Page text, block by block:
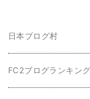
日本ブログ村
FC2ブログランキング